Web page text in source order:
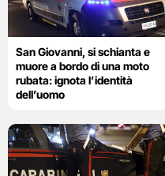
San Giovanni, si schianta e
muore a bordo di una moto
rubata: ignota l’identità
dell’uomo